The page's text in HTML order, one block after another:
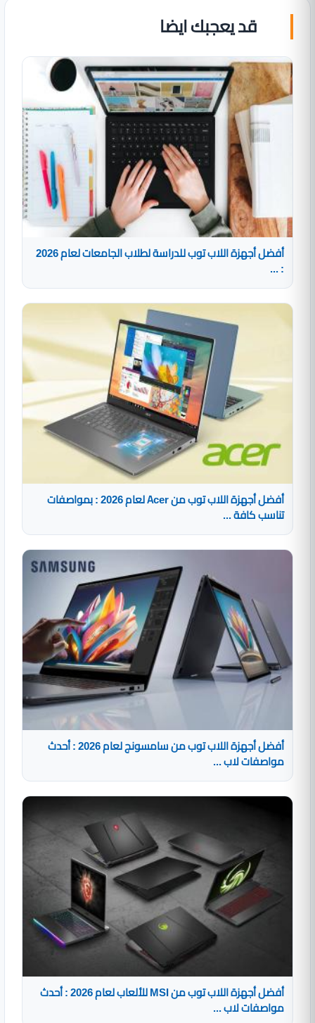
قد يعجبك ايضا
أفضل أجهزة اللاب توب للدراسة لطلاب الجامعات لعام 2026
: ...
أفضل أجهزة اللاب توب من Acer لعام 2026 : بمواصفات
تناسب كافة ...
أفضل أجهزة اللاب توب من سامسونج لعام 2026 : أحدث
مواصفات لاب ...
أفضل أجهزة اللاب توب من MSI للألعاب لعام 2026 : أحدث
مواصفات لاب ...